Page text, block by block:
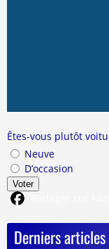
Êtes-vous plutôt
Neuve
D’occasion
Voter
Derniers articles